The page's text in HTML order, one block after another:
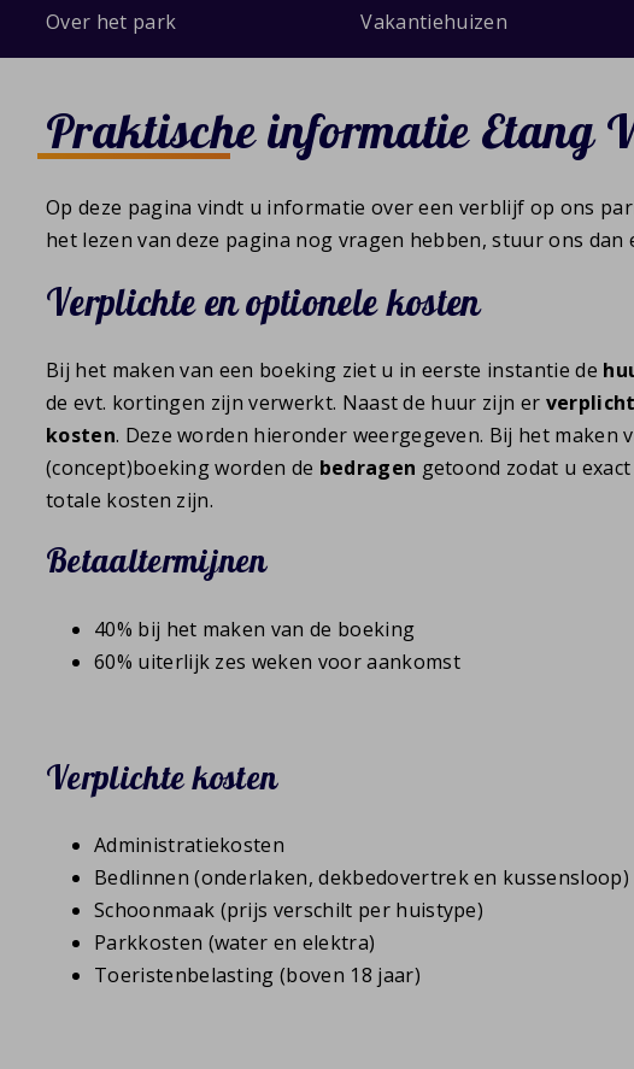
Over het park Vakantiehuizen
Praktische informatie Etang
Op deze pagina vindt u informatie over een verblijf op ons
het lezen van deze pagina nog vragen hebben, stuur ons dan
Verplichte en optionele kosten
Bij het maken van een boeking ziet u in eerste instantie de
de evt. kortingen zijn verwerkt. Naast de huur zijn er
kosten. Deze worden hieronder weergegeven. Bij het maken
(concept)boeking worden de bedragen getoond zodat u
totale kosten zijn.
Betaaltermijnen
40% bij het maken van de boeking
60% uiterlijk zes weken voor aankomst
Verplichte kosten
Administratiekosten
Bedlinnen (onderlaken, dekbedovertrek en kussensloop)
Schoonmaak (prijs verschilt per huistype)
Parkkosten (water en elektra)
Toeristenbelasting (boven 18 jaar)